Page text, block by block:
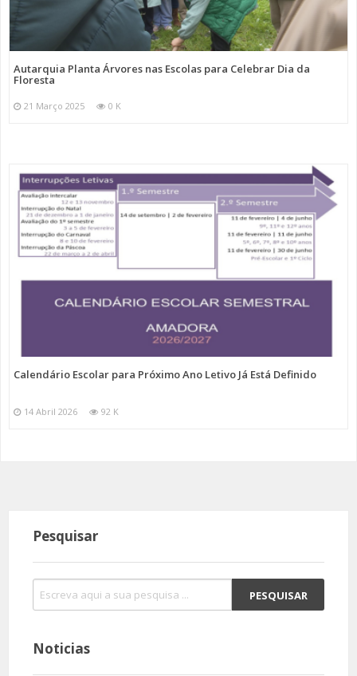
Autarquia Planta Árvores nas Escolas para Celebrar Dia da
Floresta
21 Março 2025 0 K
Calendário Escolar para Próximo Ano Letivo Já Está Definido
14 Abril 2026 92 K
Pesquisar
Noticias